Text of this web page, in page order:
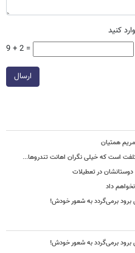
کنید
9 + 2 =
ارسال
مریم همتیان
است که خیلی نگران اهانت تندروها...
دوستانشان در تعطیلات
داد
برود برمی‌گردد به شعور خودش!
برود برمی‌گردد به شعور خودش!